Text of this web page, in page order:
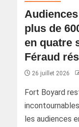
plus de
en quatre
Féraud
26 juillet 2026
Fort Boyard
les audiences